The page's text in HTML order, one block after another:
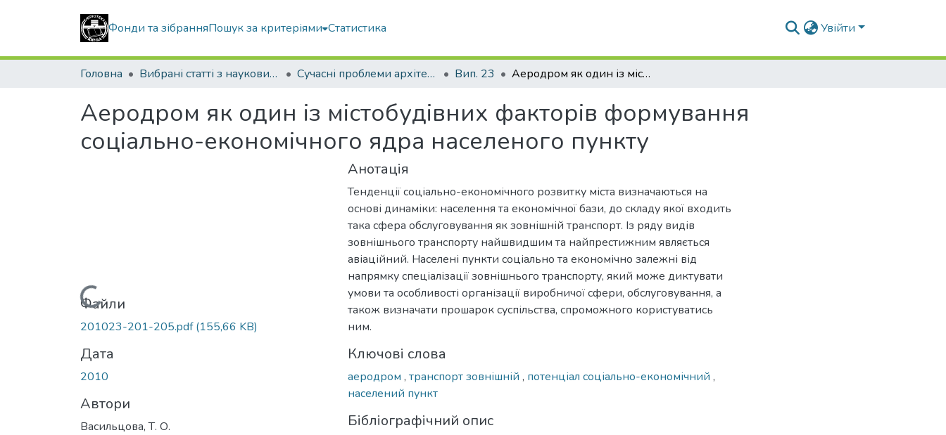
Фонди та зібранняПошук за критеріями Статистика Увійти
Головна Вибрані статті з наукових збірників КНУБА Сучасні проблеми архітектури та містобудування Вип. 23 Аеродром як один із містобудівних факторів формування соціально-економічного ядра населеного пункту
Аеродром як один із містобудівних факторів формування
соціально-економічного ядра населеного пункту
Вантажиться...
Файли
201023-201-205.pdf(155,66 KB)
Дата
2010
Автори
Васильцова, Т. О.
Анотація
Тенденції соціально-економічного розвитку міста визначаються на
основі динаміки: населення та економічної бази, до складу якої входить
така сфера обслуговування як зовнішній транспорт. Із ряду видів
зовнішнього транспорту найшвидшим та найпрестижним являється
авіаційний. Населені пункти соціально та економічно залежні від
напрямку спеціалізації зовнішнього транспорту, який може диктувати
умови та особливості організації виробничої сфери, обслуговування, а
також визначати прошарок суспільства, спроможного користуватись
ним.
Ключові слова
аеродром , транспорт зовнішній , потенціал соціально-економічний ,
населений пункт
Бібліографічний опис